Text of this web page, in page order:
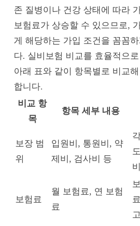
존 질병이나 건강 상태에 따라
보험료가 상승할 수 있으므로,
게 해당하는 가입 조건을 꼼꼼
다. 실비보험 비교를 효율적으
아래 표와 같이 항목별로 비교
합니다.
비교 항
목
항목 세부 내용
보장 범
위
입원비, 통원비, 약
제비, 검사비 등
보험료
월 보험료, 연 보험
료